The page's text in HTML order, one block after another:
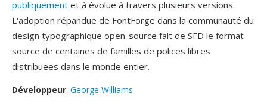
publiquement et à évolue à travers plusieurs versions.
L'adoption répandue de FontForge dans la communauté du
design typographique open-source fait de SFD le format
source de centaines de familles de polices libres
distribuees dans le monde entier.
Développeur: George Williams